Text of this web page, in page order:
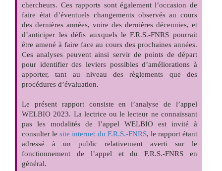
chercheurs. Ces rapports sont également l’occasion de
faire état d’éventuels changements observés au cours
des dernières années, voire des dernières décennies, et
d’anticiper les défis auxquels le F.R.S.-FNRS pourrait
être amené à faire face au cours des prochaines années.
Ces analyses peuvent ainsi servir de points de départ
pour identifier des leviers possibles d’améliorations à
apporter, tant au niveau des règlements que des
procédures d’évaluation.
Le présent rapport consiste en l’analyse de l’appel
WELBIO 2023. La lectrice ou le lecteur ne connaissant
pas les modalités de l’appel WELBIO est invité à
consulter lesite internet du F.R.S.-FNRS, le rapport étant
adressé à un public relativement averti sur le
fonctionnement de l’appel et du F.R.S.-FNRS en
général.